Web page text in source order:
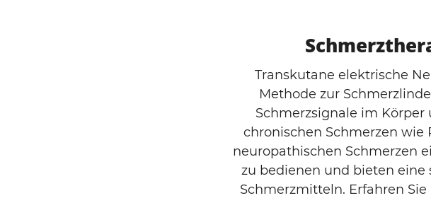
Transkutane elektrische
Methode zur
Schmerzsignale im
chronischen Schmerzen wie
neuropathischen Schmerzen
zu bedienen und bieten
Schmerzmitteln. Erfahren